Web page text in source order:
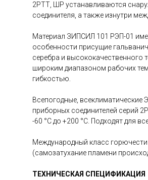
2РТТ, ШР устанавливаются
соединителя, а также изнутри
Материал ЗИПСИЛ 101 РЭП-01
особенности присущие
серебра и высококачественного
широким диапазоном рабочих
гибкостью.
Всепогодные,
приборных соединителей серий
-60 °C до +200 °C. Подходят для
Международный класс
(самозатухание пламени
ТЕХНИЧЕСКАЯ СПЕЦИФИКАЦИЯ